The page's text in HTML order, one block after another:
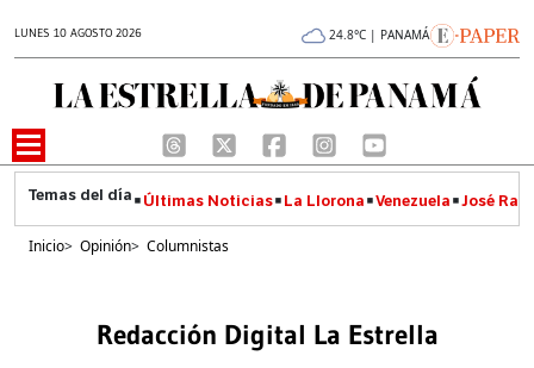
LUNES 10 AGOSTO 2026 24.8°C | PANAMÁ
Últimas Noticias La Llorona Venezuela José
Inicio> Opinión> Columnistas
Redacción Digital La Estrella